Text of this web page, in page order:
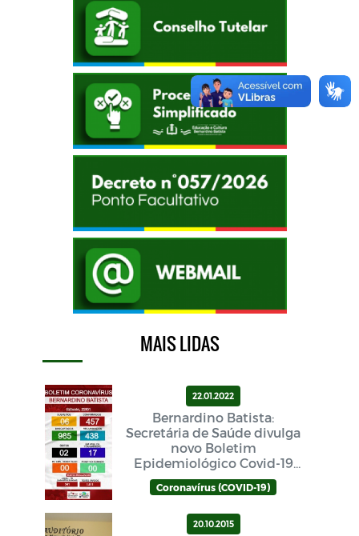
MAIS LIDAS
22.01.2022
Bernardino Batista:
Secretária de Saúde divulga
novo Boletim
Epidemiológico Covid-19
neste sábado (22/01)
Coronavírus (COVID-19)
20.10.2015